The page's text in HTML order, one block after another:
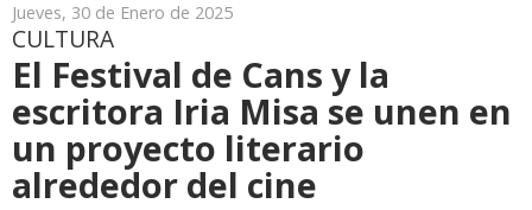
Jueves, 30 de Enero de 2025
CULTURA
El Festival de Cans y la
escritora Iria Misa se unen en
un proyecto literario
alrededor del cine